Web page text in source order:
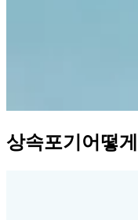
상속포기어떻게